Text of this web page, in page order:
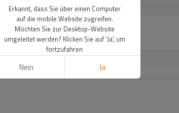
Erkannt, dass Sie über einen Computer
auf die mobile Website zugreifen.
Möchten Sie zur Desktop-Website
umgeleitet werden? Klicken Sie auf 'Ja', um
fortzufahren
Nein Ja